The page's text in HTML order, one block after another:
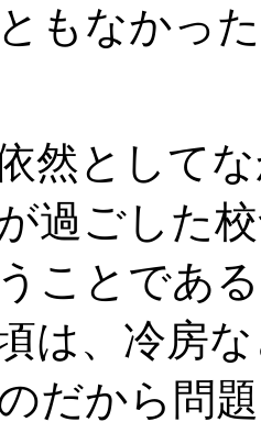
もなかっ
然として
過ごした
ことであ
は、冷房
だから問